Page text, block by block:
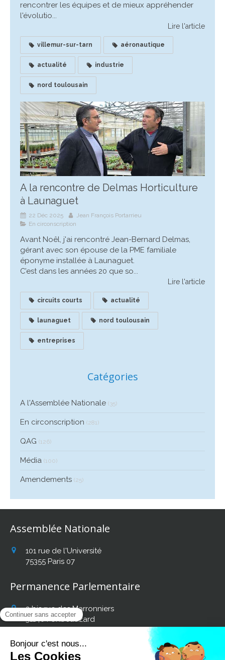
rencontrer les équipes et de mieux appréhender
l'évolutio...
Lire l'article
villemur-sur-tarn aéronautique
actualité industrie
nord toulousain
A la rencontre de Delmas Horticulture
à Launaguet
22 Déc 2025
Jean François Portarrieu
En circonscription
Avant Noêl, j'ai rencontré Jean-Bernard Delmas,
gérant avec son épouse de la PME familiale
éponyme installée à Launaguet.
C’est dans les années 20 que so...
Lire l'article
circuits courts actualité
launaguet nord toulousain
entreprises
Catégories
A l'Assemblée Nationale (35)
En circonscription (281)
QAG (126)
Média (100)
Amendements (25)
Assemblée Nationale
101 rue de l'Université
75355 Paris 07
Permanence Parlementaire
2 bis rue des Marronniers
31140 Fonbeauzard
Retrouvez mon actualité